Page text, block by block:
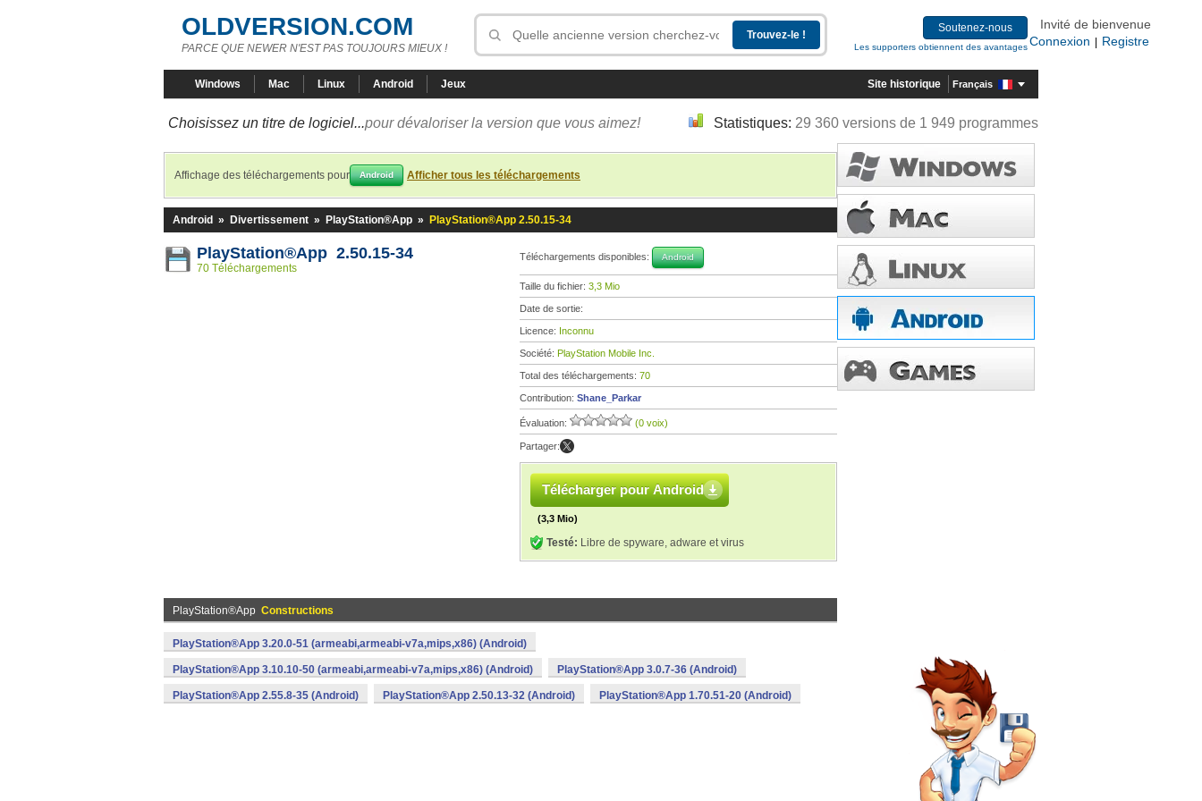
OLDVERSION.COM
PARCE QUE NEWER N'EST PAS TOUJOURS MIEUX !
Soutenez-nous
Les supporters obtiennent des avantages
Invité de bienvenue
Connexion
Registre
Windows Mac Linux Android Jeux Site historique Français
Choisissez un titre de logiciel...pour dévaloriser la version que vous aimez! Statistiques: 29 360 versions de 1 949 programmes
Affichage des téléchargements pour Android Afficher tous les téléchargements
Android » Divertissement » PlayStation®App » PlayStation®App 2.50.15-34
PlayStation®App 2.50.15-34
70 Téléchargements
Téléchargements disponibles: Android
Taille du fichier: 3,3 Mio
Date de sortie:
Licence: Inconnu
Société: PlayStation Mobile Inc.
Total des téléchargements: 70
Contribution: Shane_Parkar
Évaluation: (0 voix)
Partager:
Télécharger pour Android
(3,3 Mio)
Testé: Libre de spyware, adware et virus
PlayStation®App Constructions
PlayStation®App 3.20.0-51 (armeabi,armeabi-v7a,mips,x86) (Android)
PlayStation®App 3.10.10-50 (armeabi,armeabi-v7a,mips,x86) (Android) PlayStation®App 3.0.7-36 (Android)
PlayStation®App 2.55.8-35 (Android) PlayStation®App 2.50.13-32 (Android) PlayStation®App 1.70.51-20 (Android)